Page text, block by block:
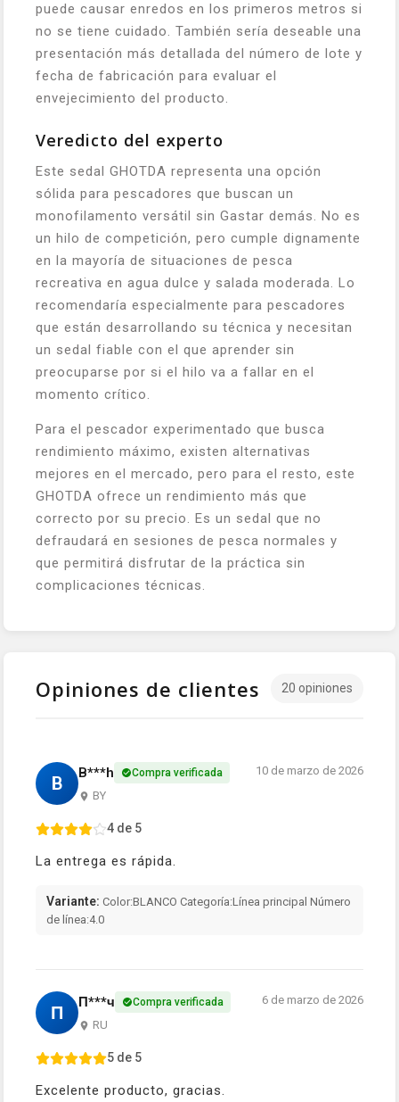
puede causar enredos en los primeros metros si
no se tiene cuidado. También sería deseable una
presentación más detallada del número de lote y
fecha de fabricación para evaluar el
envejecimiento del producto.
Veredicto del experto
Este sedal GHOTDA representa una opción
sólida para pescadores que buscan un
monofilamento versátil sin Gastar demás. No es
un hilo de competición, pero cumple dignamente
en la mayoría de situaciones de pesca
recreativa en agua dulce y salada moderada. Lo
recomendaría especialmente para pescadores
que están desarrollando su técnica y necesitan
un sedal fiable con el que aprender sin
preocuparse por si el hilo va a fallar en el
momento crítico.
Para el pescador experimentado que busca
rendimiento máximo, existen alternativas
mejores en el mercado, pero para el resto, este
GHOTDA ofrece un rendimiento más que
correcto por su precio. Es un sedal que no
defraudará en sesiones de pesca normales y
que permitirá disfrutar de la práctica sin
complicaciones técnicas.
Opiniones de clientes 20 opiniones
B B***h Compra verificada
BY
10 de marzo de 2026
4 de 5
La entrega es rápida.
Variante: Color:BLANCO Categoría:Línea principal Número
de línea:4.0
П П***ч Compra verificada
RU
6 de marzo de 2026
5 de 5
Excelente producto, gracias.